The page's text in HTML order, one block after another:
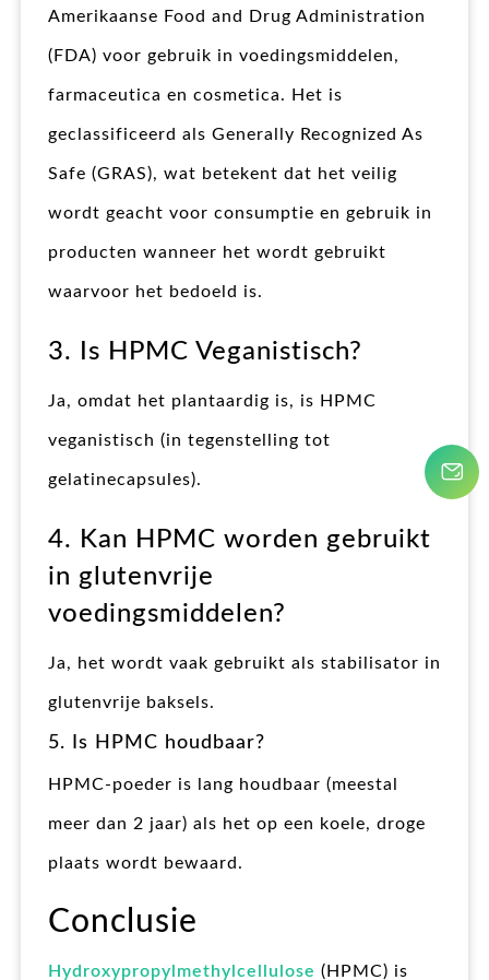
Amerikaanse Food and Drug Administration
(FDA) voor gebruik in voedingsmiddelen,
farmaceutica en cosmetica. Het is
geclassificeerd als Generally Recognized As
Safe (GRAS), wat betekent dat het veilig
wordt geacht voor consumptie en gebruik in
producten wanneer het wordt gebruikt
waarvoor het bedoeld is.
3. Is HPMC Veganistisch?
Ja, omdat het plantaardig is, is HPMC
veganistisch (in tegenstelling tot
gelatinecapsules).
4. Kan HPMC worden gebruikt
in glutenvrije
voedingsmiddelen?
Ja, het wordt vaak gebruikt als stabilisator in
glutenvrije baksels.
5. Is HPMC houdbaar?
HPMC-poeder is lang houdbaar (meestal
meer dan 2 jaar) als het op een koele, droge
plaats wordt bewaard.
Conclusie
Hydroxypropylmethylcellulose (HPMC) is